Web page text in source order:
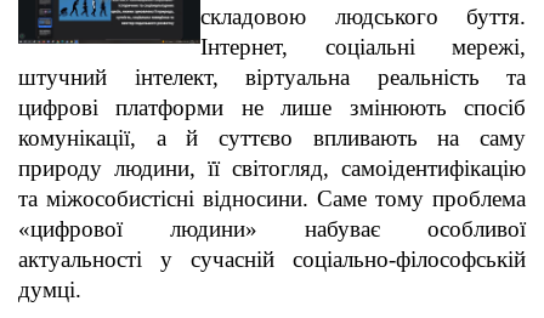
складовою людського буття.
Інтернет, соціальні мережі,
штучний інтелект, віртуальна реальність та
цифрові платформи не лише змінюють спосіб
комунікації, а й суттєво впливають на саму
природу людини, її світогляд, самоідентифікацію
та міжособистісні відносини. Саме тому проблема
«цифрової людини» набуває особливої
актуальності у сучасній соціально-філософській
думці.